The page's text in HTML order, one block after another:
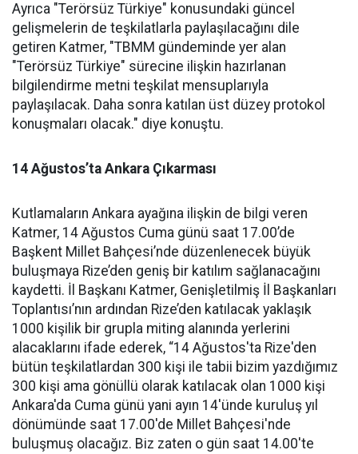
Ayrıca "Terörsüz Türkiye" konusundaki güncel
gelişmelerin de teşkilatlarla paylaşılacağını dile
getiren Katmer, "TBMM gündeminde yer alan
"Terörsüz Türkiye" sürecine ilişkin hazırlanan
bilgilendirme metni teşkilat mensuplarıyla
paylaşılacak. Daha sonra katılan üst düzey protokol
konuşmaları olacak." diye konuştu.
14 Ağustos’ta Ankara Çıkarması
Kutlamaların Ankara ayağına ilişkin de bilgi veren
Katmer, 14 Ağustos Cuma günü saat 17.00’de
Başkent Millet Bahçesi’nde düzenlenecek büyük
buluşmaya Rize’den geniş bir katılım sağlanacağını
kaydetti. İl Başkanı Katmer, Genişletilmiş İl Başkanları
Toplantısı’nın ardından Rize’den katılacak yaklaşık
1000 kişilik bir grupla miting alanında yerlerini
alacaklarını ifade ederek, “14 Ağustos'ta Rize'den
bütün teşkilatlardan 300 kişi ile tabii bizim yazdığımız
300 kişi ama gönüllü olarak katılacak olan 1000 kişi
Ankara'da Cuma günü yani ayın 14'ünde kuruluş yıl
dönümünde saat 17.00'de Millet Bahçesi'nde
buluşmuş olacağız. Biz zaten o gün saat 14.00'te